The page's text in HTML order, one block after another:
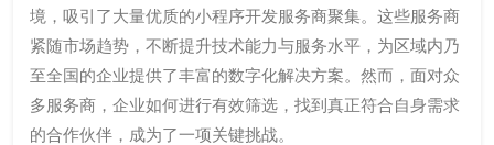
境，吸引了大量优质的小程序开发服务商聚集。这些服务商
紧随市场趋势，不断提升技术能力与服务水平，为区域内乃
至全国的企业提供了丰富的数字化解决方案。然而，面对众
多服务商，企业如何进行有效筛选，找到真正符合自身需求
的合作伙伴，成为了一项关键挑战。